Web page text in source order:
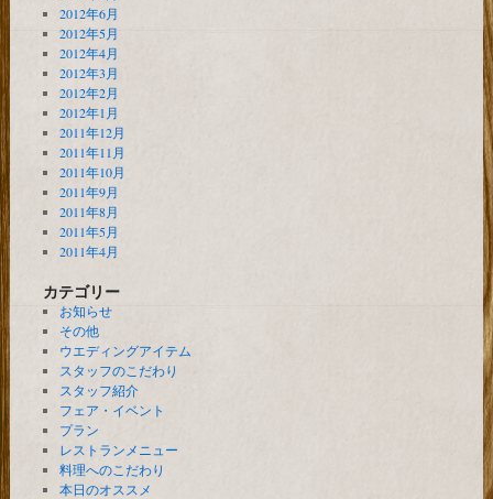
2012年6月
2012年5月
2012年4月
2012年3月
2012年2月
2012年1月
2011年12月
2011年11月
2011年10月
2011年9月
2011年8月
2011年5月
2011年4月
カテゴリー
お知らせ
その他
ウエディングアイテム
スタッフのこだわり
スタッフ紹介
フェア・イベント
プラン
レストランメニュー
料理へのこだわり
本日のオススメ